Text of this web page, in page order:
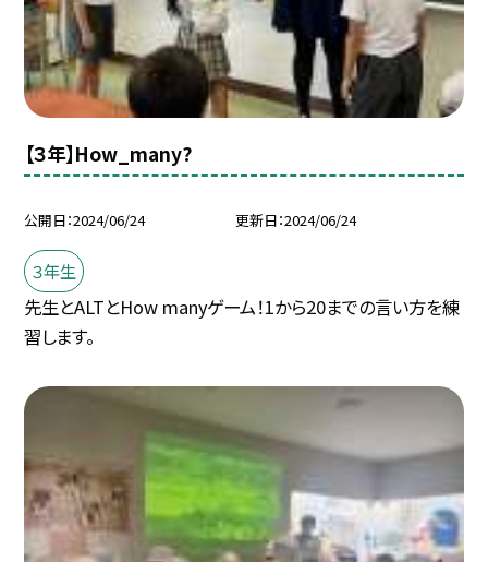
【３年】How_many?
公開日 2024/06/24 更新日 2024/06/24
３年生
先生とALTとHow manyゲーム！1から20までの言い方を練
習します。